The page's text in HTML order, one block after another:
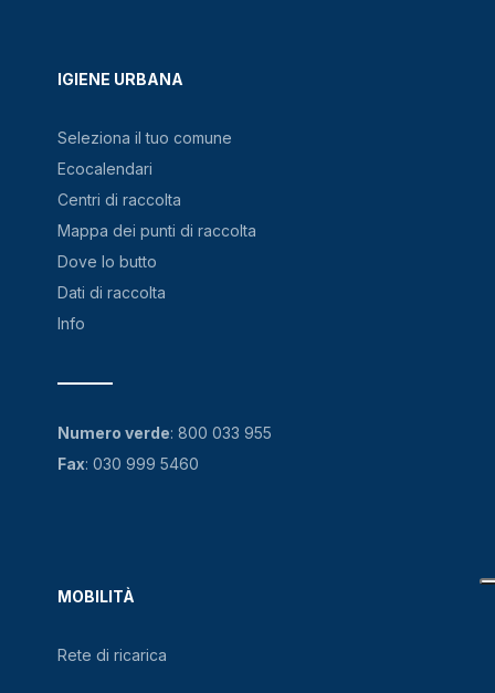
IGIENE URBANA
Seleziona il tuo comune
Ecocalendari
Centri di raccolta
Mappa dei punti di raccolta
Dove lo butto
Dati di raccolta
Info
MOBILITÀ
Rete di ricarica
Numero verde: 800 033 955
Fax: 030 999 5460